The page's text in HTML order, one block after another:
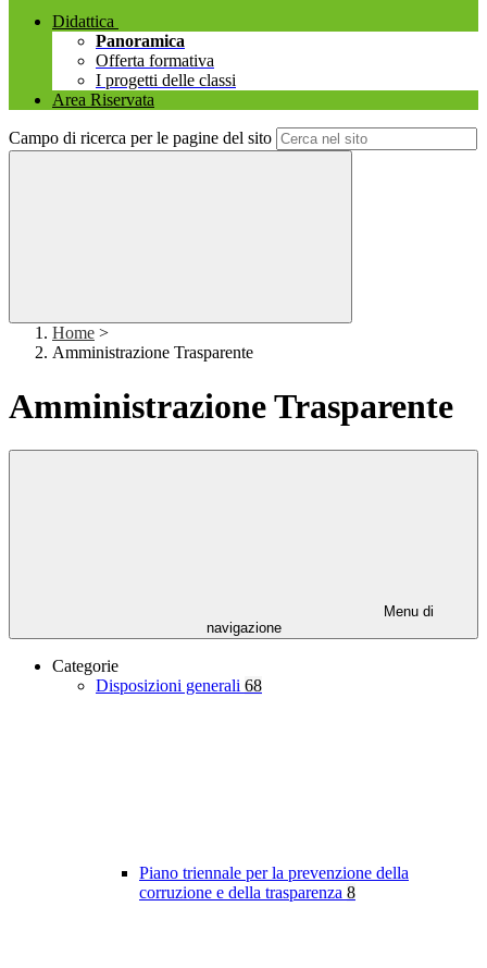
Didattica
Panoramica
Offerta formativa
I progetti delle classi
Area Riservata
Campo di ricerca per le pagine del sito
Home >
Amministrazione Trasparente
Amministrazione Trasparente
Menu di
navigazione
Categorie
Disposizioni generali 68
Piano triennale per la prevenzione della
corruzione e della trasparenza 8